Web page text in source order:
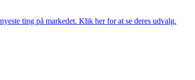
ting på markedet. Klik her for at se deres udvalg.